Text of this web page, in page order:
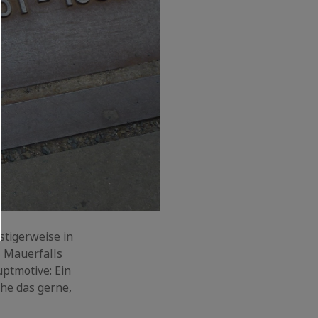
in
Mauerfalls
Ein
das gerne,